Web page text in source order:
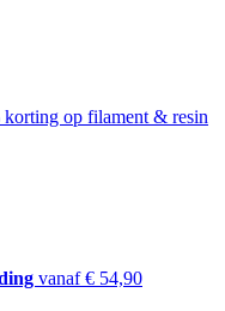
korting op filament & resin
vanaf € 54,90